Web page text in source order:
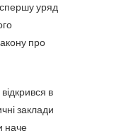
уряд
про
в
заклади
наче